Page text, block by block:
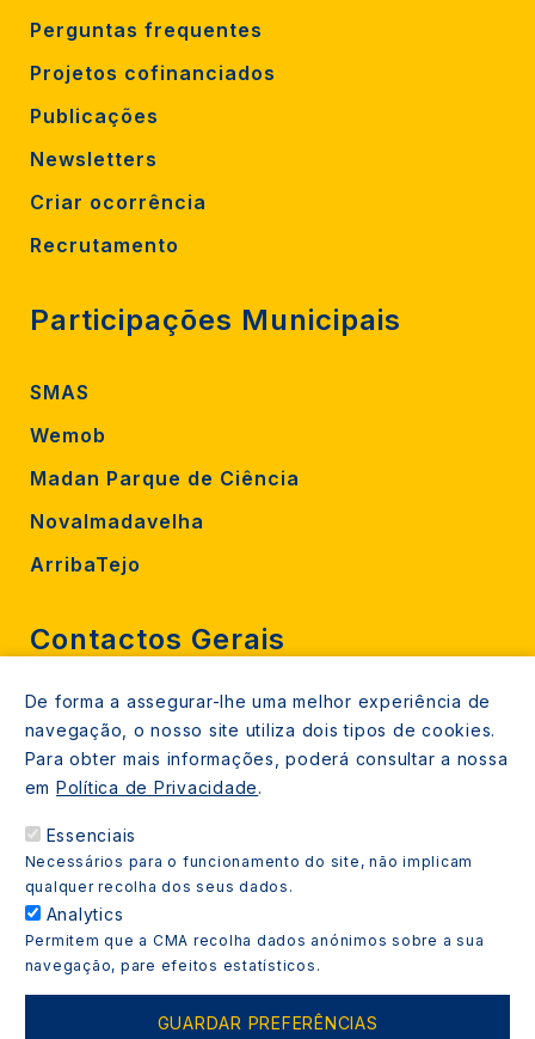
Perguntas frequentes
Projetos cofinanciados
Publicações
Newsletters
Criar ocorrência
Recrutamento
Participações Municipais
SMAS
Wemob
Madan Parque de Ciência
Novalmadavelha
ArribaTejo
Contactos Gerais
212 724 000
800206770 (gratuito rede fixa)
Contacte-nos
Espaços de atendimento
Livro Amarelo
Copyright © 2021 Almada Informa. Todos os direitos
De forma a assegurar-lhe uma melhor experiência de
navegação, o nosso site utiliza dois tipos de cookies.
Para obter mais informações, poderá consultar a nossa
em Política de Privacidade.
Essenciais
Necessários para o funcionamento do site, não implicam
qualquer recolha dos seus dados.
Analytics
Permitem que a CMA recolha dados anónimos sobre a sua
navegação, pare efeitos estatísticos.
GUARDAR PREFERÊNCIAS